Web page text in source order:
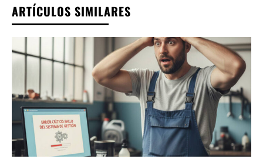
ARTÍCULOS SIMILARES